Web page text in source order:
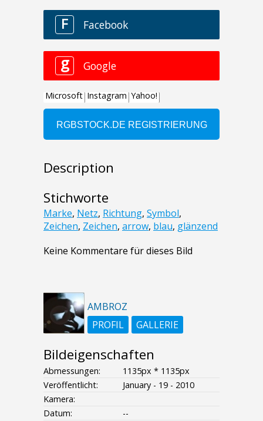
Description
Stichworte
Marke, Netz, Richtung, Symbol,
Zeichen, Zeichen, arrow, blau, glänzend
Keine Kommentare für dieses Bild
AMBROZ
PROFIL
GALLERIE
Bildeigenschaften
Abmessungen:
1135px * 1135px
Veröffentlicht:
January - 19 - 2010
Kamera:
Datum:
--